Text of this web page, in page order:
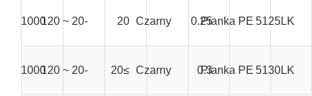
5125LK
Pianka PE
0.25
Czarny
20
-20 ~ 120
1000 mm * 50 m
5130LK
Pianka PE
0.3
Czarny
≥20
-20 ~ 120
1000 mm * 50 m